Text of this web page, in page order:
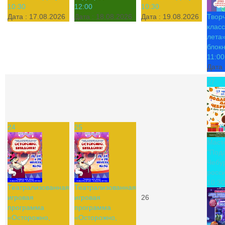
10:30
Дата : 17.08.2026
12:00
Дата : 18.08.2026
10:30
Дата : 19.08.2026
11:00
24
Театрализованная
игровая
программа
«Осторожно,
25
Театрализованная
игровая
программа
«Осторожно,
26
27
10:30